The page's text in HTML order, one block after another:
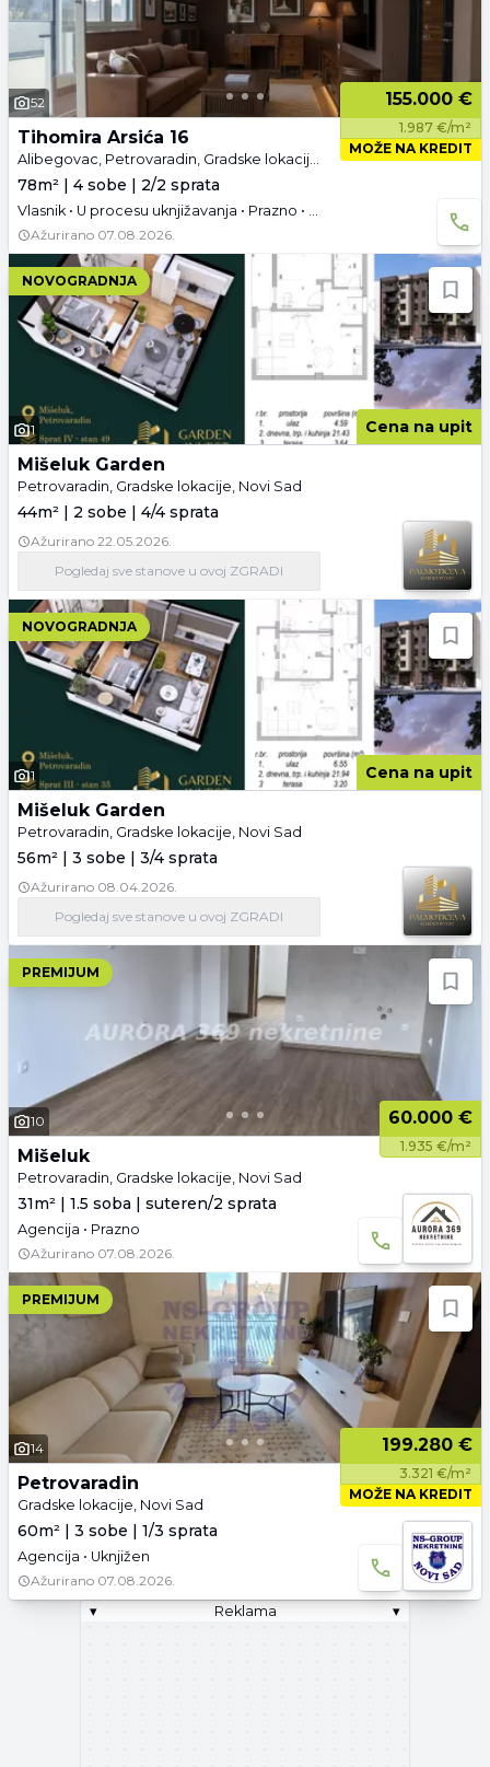
52 155.000 €
1.987 €/m²
MOŽE NA KREDIT
Tihomira Arsića 16
Alibegovac, Petrovaradin, Gradske lokacije, Novi Sad
78m² | 4 sobe | 2/2 sprata
Vlasnik • U procesu uknjižavanja • Prazno • Video
Ažurirano 07.08.2026.
NOVOGRADNJA
1 Cena na upit
Mišeluk Garden
Petrovaradin, Gradske lokacije, Novi Sad
44m² | 2 sobe | 4/4 sprata
Ažurirano 22.05.2026.
Pogledajsve stanove u ovoj ZGRADI
NOVOGRADNJA
1 Cena na upit
Mišeluk Garden
Petrovaradin, Gradske lokacije, Novi Sad
56m² | 3 sobe | 3/4 sprata
Ažurirano 08.04.2026.
Pogledajsve stanove u ovoj ZGRADI
PREMIJUM
10 60.000 €
1.935 €/m²
Mišeluk
Petrovaradin, Gradske lokacije, Novi Sad
31m² | 1.5 soba | suteren/2 sprata
Agencija • Prazno
Ažurirano 07.08.2026.
PREMIJUM
14 199.280 €
3.321 €/m²
MOŽE NA KREDIT
Petrovaradin
Gradske lokacije, Novi Sad
60m² | 3 sobe | 1/3 sprata
Agencija • Uknjižen
Ažurirano 07.08.2026.
▾
Reklama ▾